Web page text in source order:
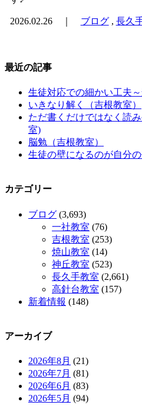
2026.02.26 ｜ ブログ, 長久
最近の記事
生徒対応での細かい工夫
いきなり解く（吉根教室）
ただ書くだけではなく読
室)
脳勉（吉根教室）
生徒の壁になるのが自分
カテゴリー
ブログ (3,693)
一社教室 (76)
吉根教室 (253)
焼山教室 (14)
神丘教室 (523)
長久手教室 (2,661)
高針台教室 (157)
新着情報 (148)
アーカイブ
2026年8月 (21)
2026年7月 (81)
2026年6月 (83)
2026年5月 (94)